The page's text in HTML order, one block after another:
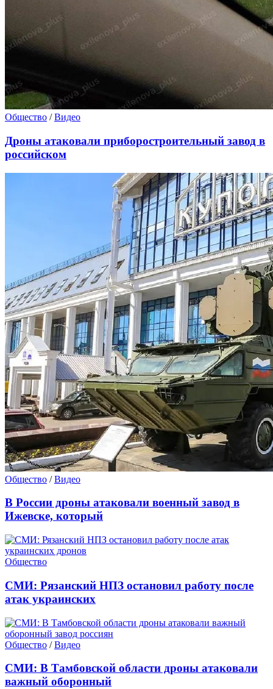
Общество /Видео
Дроны атаковали приборостроительный завод в
российском
Общество /Видео
В России дроны атаковали военный завод в
Ижевске, который
Общество
СМИ: Рязанский НПЗ остановил работу после
атак украинских
Общество /Видео
СМИ: В Тамбовской области дроны атаковали
важный оборонный